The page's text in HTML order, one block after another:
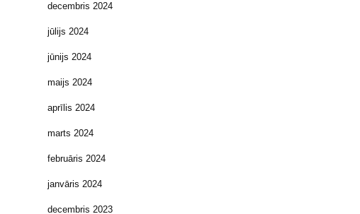
decembris 2024
jūlijs 2024
jūnijs 2024
maijs 2024
aprīlis 2024
marts 2024
februāris 2024
janvāris 2024
decembris 2023